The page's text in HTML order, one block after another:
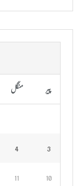
پیر منگل
3
4
10
11